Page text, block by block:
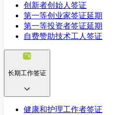
创新者创始人签证
第一等创业家签证延期
第一等投资者签证延期
自费赞助技术工人签证
长期工作签证
健康和护理工作者签证